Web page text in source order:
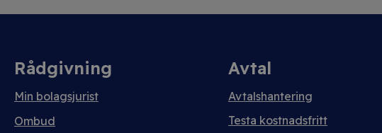
Rådgivning
Min bolagsjurist
Ombud
Avtal
Avtalshantering
Testa kostnadsfritt